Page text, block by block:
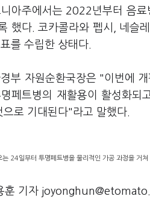
아주에서는 2022년부터 음
했다. 코카콜라와 펩시, 네슬
를 수립한 상태다.
부 자원순환국장은 "이번에
페트병의 재활용이 활성화되
으로 기대된다"라고 말했다.
는 24일부터 투명페트병을 물리적인 가공 과정을 거
훈 기자